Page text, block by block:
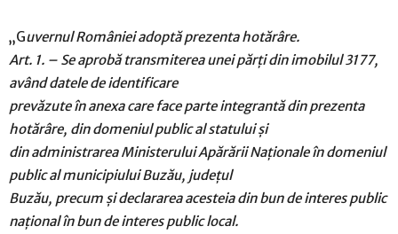
„Guvernul României adoptă prezenta hotărâre.
Art. 1. – Se aprobă transmiterea unei părţi din imobilul 3177,
având datele de identificare
prevăzute în anexa care face parte integrantă din prezenta
hotărâre, din domeniul public al statului şi
din administrarea Ministerului Apărării Naţionale în domeniul
public al municipiului Buzău, judeţul
Buzău, precum şi declararea acesteia din bun de interes public
naţional în bun de interes public local.